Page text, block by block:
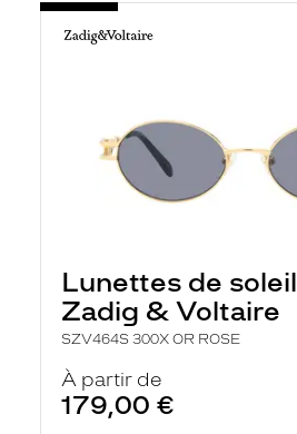
Lunettes de soleil
Zadig & Voltaire
SZV464S 300X OR ROSE
À partir de
179,00 €